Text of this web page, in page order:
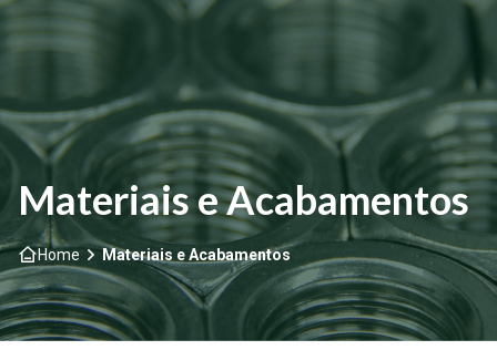
Sobre nós
Produtos
Sob Medida
Materiais e Acabamentos
Materiais e Acabamentos
Home Materiais e Acabamentos